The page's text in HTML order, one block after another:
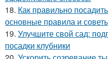
18. Как правильно
основные правила и
19. Улучшите свой сад:
посадки клубники